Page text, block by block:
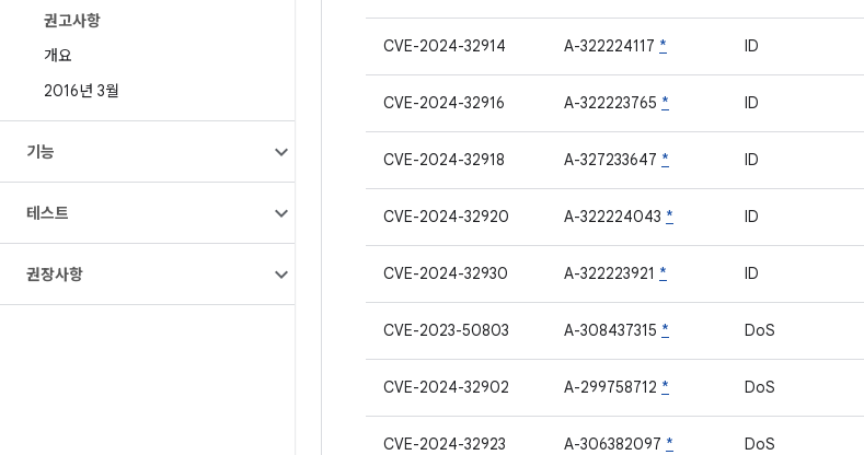
권고사항
개요
2016년 3월
기능
테스트
권장사항
CVE-2024-32914 A-322224117 * ID
CVE-2024-32916 A-322223765 * ID
CVE-2024-32918 A-327233647 * ID
CVE-2024-32920 A-322224043 * ID
CVE-2024-32930 A-322223921 * ID
CVE-2023-50803 A-308437315 * DoS
CVE-2024-32902 A-299758712 * DoS
CVE-2024-32923 A-306382097 * DoS